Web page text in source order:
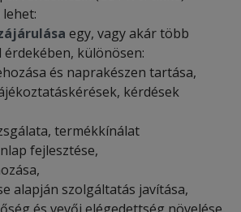
egy, vagy akár több
különösen:
és naprakészen tartása,
kérdések
termékkínálat
fejlesztése,
alapján szolgáltatás javítása,